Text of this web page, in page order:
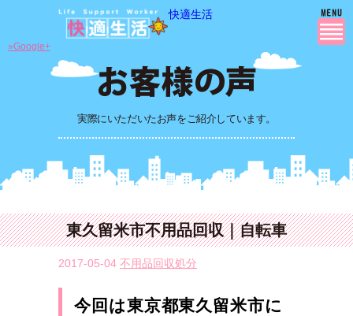
快適生活
実際にいただいたお声をご紹介しています。
»Google+
東久留米市不用品回収｜自転車
2017-05-04 不用品回収処分
今回は東京都東久留米市に